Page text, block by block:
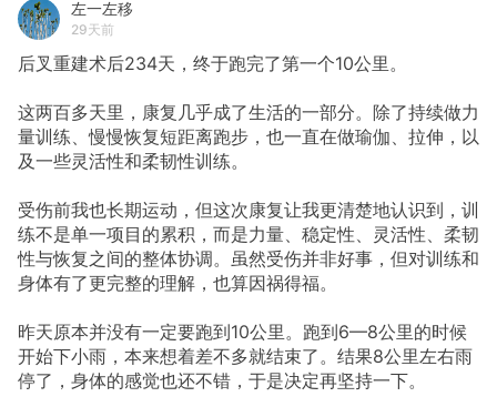
左一左移
29天前
后叉重建术后234天，终于跑完了第一个10公里。
这两百多天里，康复几乎成了生活的一部分。除了持续做力
量训练、慢慢恢复短距离跑步，也一直在做瑜伽、拉伸，以
及一些灵活性和柔韧性训练。
受伤前我也长期运动，但这次康复让我更清楚地认识到，训
练不是单一项目的累积，而是力量、稳定性、灵活性、柔韧
性与恢复之间的整体协调。虽然受伤并非好事，但对训练和
身体有了更完整的理解，也算因祸得福。
昨天原本并没有一定要跑到10公里。跑到6—8公里的时候
开始下小雨，本来想着差不多就结束了。结果8公里左右雨
停了，身体的感觉也还不错，于是决定再坚持一下。